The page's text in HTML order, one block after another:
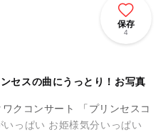
保存
4
セスの曲にうっとり！お写真
クコンサート 「プリンセスコ